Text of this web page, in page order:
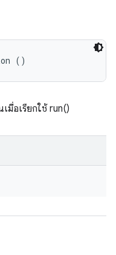
()
มื่อเรียกใช้ run()